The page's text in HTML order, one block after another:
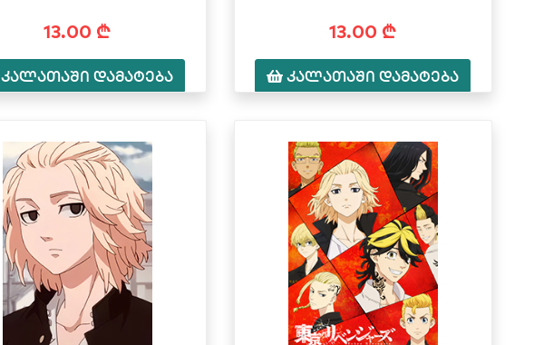
13.00 ₾
კალათაში დამატება
13.00 ₾
კალათაში დამატება